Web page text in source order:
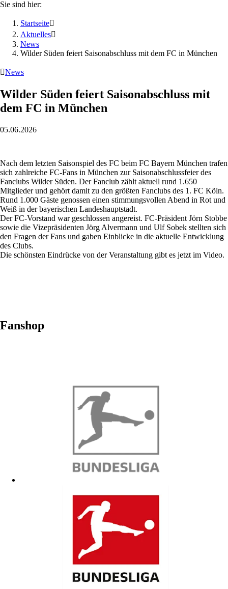
Sie sind hier:
Startseite
Aktuelles
News
Wilder Süden feiert Saisonabschluss mit dem FC in München
News
Wilder Süden feiert Saisonabschluss mit
dem FC in München
05.06.2026
Nach dem letzten Saisonspiel des FC beim FC Bayern München trafen
sich zahlreiche FC-Fans in München zur Saisonabschlussfeier des
Fanclubs Wilder Süden. Der Fanclub zählt aktuell rund 1.650
Mitglieder und gehört damit zu den größten Fanclubs des 1. FC Köln.
Rund 1.000 Gäste genossen einen stimmungsvollen Abend in Rot und
Weiß in der bayerischen Landeshauptstadt.
Der FC-Vorstand war geschlossen angereist. FC-Präsident Jörn Stobbe
sowie die Vizepräsidenten Jörg Alvermann und Ulf Sobek stellten sich
den Fragen der Fans und gaben Einblicke in die aktuelle Entwicklung
des Clubs.
Die schönsten Eindrücke von der Veranstaltung gibt es jetzt im Video.
Fanshop